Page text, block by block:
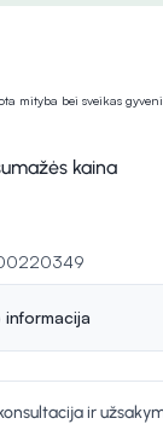
mityba bei sveikas
kaina
informacija
ir